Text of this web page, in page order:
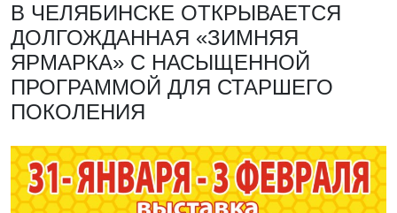
В ЧЕЛЯБИНСКЕ ОТКРЫВАЕТСЯ
ДОЛГОЖДАННАЯ «ЗИМНЯЯ
ЯРМАРКА» С НАСЫЩЕННОЙ
ПРОГРАММОЙ ДЛЯ СТАРШЕГО
ПОКОЛЕНИЯ